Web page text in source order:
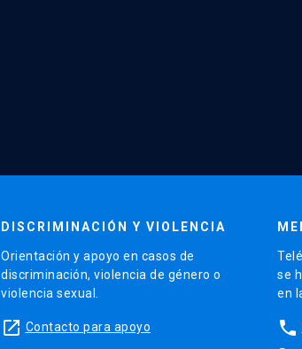
DISCRIMINACIÓN Y VIOLENCIA
Orientación y apoyo en casos de
discriminación, violencia de género o
violencia sexual.
launch Contacto para apoyo
se
en
phone